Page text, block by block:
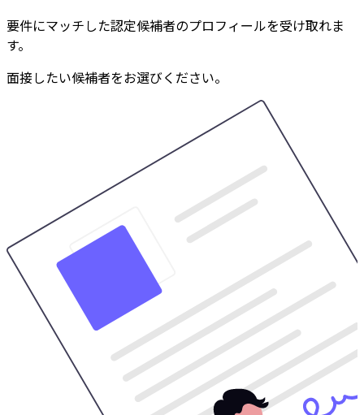
要件にマッチした認定候補者のプロフィールを受け取れま
す。
面接したい候補者をお選びください。